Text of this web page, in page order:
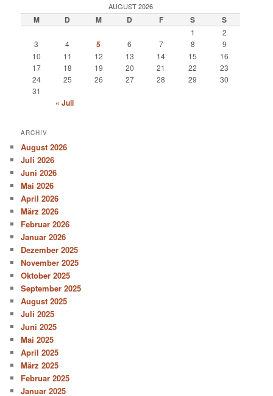
AUGUST 2026
M D M D F S S
1
2
3
4 5 6 7 8
9
10
11 12 13 14 15
16
17
18 19 20 21 22
23
24
25 26 27 28 29
30
31
« Juli
ARCHIV
August 2026
Juli 2026
Juni 2026
Mai 2026
April 2026
März 2026
Februar 2026
Januar 2026
Dezember 2025
November 2025
Oktober 2025
September 2025
August 2025
Juli 2025
Juni 2025
Mai 2025
April 2025
März 2025
Februar 2025
Januar 2025